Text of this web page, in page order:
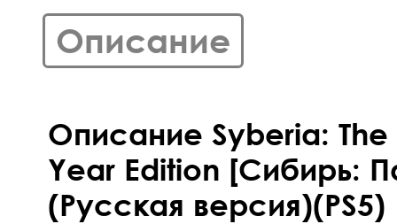
Описание
Описание Syberia: The
Year Edition [Сибирь:
(Русская версия)(PS5)